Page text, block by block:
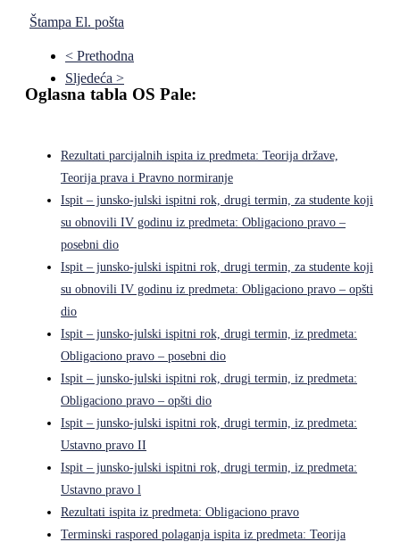
Štampa El. pošta
< Prethodna
Sljedeća >
Oglasna tabla OS Pale:
Rezultati parcijalnih ispita iz predmeta: Teorija države,
Teorija prava i Pravno normiranje
Ispit – junsko-julski ispitni rok, drugi termin, za studente koji
su obnovili IV godinu iz predmeta: Obligaciono pravo –
posebni dio
Ispit – junsko-julski ispitni rok, drugi termin, za studente koji
su obnovili IV godinu iz predmeta: Obligaciono pravo – opšti
dio
Ispit – junsko-julski ispitni rok, drugi termin, iz predmeta:
Obligaciono pravo – posebni dio
Ispit – junsko-julski ispitni rok, drugi termin, iz predmeta:
Obligaciono pravo – opšti dio
Ispit – junsko-julski ispitni rok, drugi termin, iz predmeta:
Ustavno pravo II
Ispit – junsko-julski ispitni rok, drugi termin, iz predmeta:
Ustavno pravo l
Rezultati ispita iz predmeta: Obligaciono pravo
Terminski raspored polaganja ispita iz predmeta: Teorija